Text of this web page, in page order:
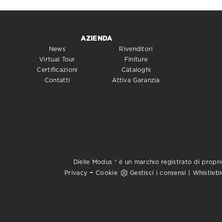
AZIENDA
News
Virtual Tour
Certificazioni
Contatti
Rivenditori
Finiture
Cataloghi
Attiva Garanzia
Dielle Modus ® è un marchio registrato di
Privacy -Cookie Gestisci i consensi